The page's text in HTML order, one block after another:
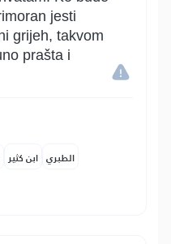
jesti
grijeh, takvom
prašta i
ابن كثير الطبري